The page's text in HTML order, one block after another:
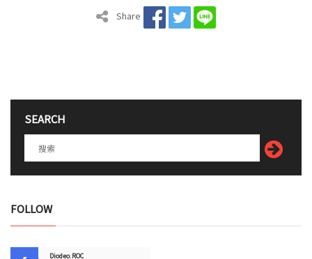
Share
SEARCH
FOLLOW
Diodeo.ROC